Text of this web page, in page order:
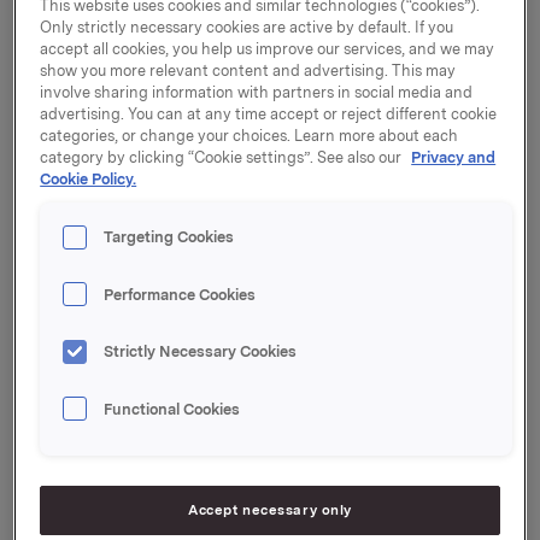
gjennomført i tråd med forutsetningene som fremgår
av børsmelding av 11. januar 2011.
Etter closing- og kapitalstrukturjusteringer i henhold til
avtalen har Orkla mottatt til sammen et beløp
tilsvarende 12,5 mrd. kroner i form av aksjekjøpspris og
kjøpers overtakelse av gjeld i Elkem. I tillegg forventer
Orkla å få verdier tilsvarende cirka 500 mill. kroner
overføring av en utsatt skattefordel som nyttiggjøres
avtalen for Orkla seg dermed til om lag 13 mrd. kroner.
muliggjøre en styrket industriell satsing og vekst innen
Sapa og Orkla Brands. Vi er derfor godt fornøyd med
This website uses cookies and similar technologies (“cookies”).
Only strictly necessary cookies are active by default. If you
accept all cookies, you help us improve our services, and we may
show you more relevant content and advertising. This may
involve sharing information with partners in social media and
advertising. You can at any time accept or reject different cookie
categories, or change your choices. Learn more about each
category by clicking “Cookie settings”. See also our Privacy and
Cookie Policy.
Targeting Cookies
Performance Cookies
Strictly Necessary Cookies
Functional Cookies
Accept necessary only